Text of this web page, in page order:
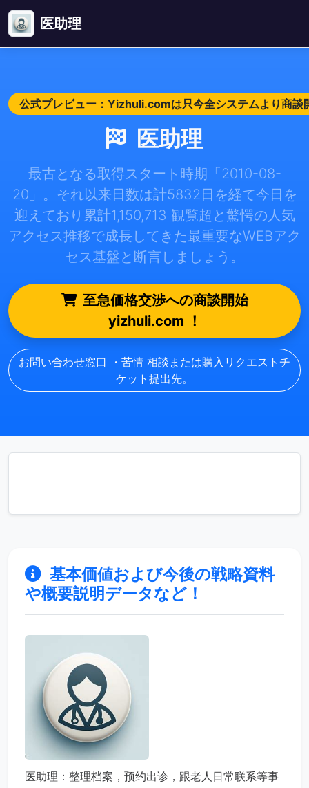
医助理
公式プレビュー：Yizhuli.comは只今全システムより商談
医助理
最古となる取得スタート時期「2010-08-
20」。それ以来日数は計5832日を経て今日を
迎えており累計1,150,713 観覧超と驚愕の人気
アクセス推移で成長してきた最重要なWEBアク
セス基盤と断言しましょう。
至急価格交渉への商談開始
yizhuli.com ！
お問い合わせ窓口 ・苦情 相談または購入リクエストチ
ケット提出先。
基本価値および今後の戦略資料
や概要説明データなど！
医助理：整理档案，预约出诊，跟老人日常联系等事